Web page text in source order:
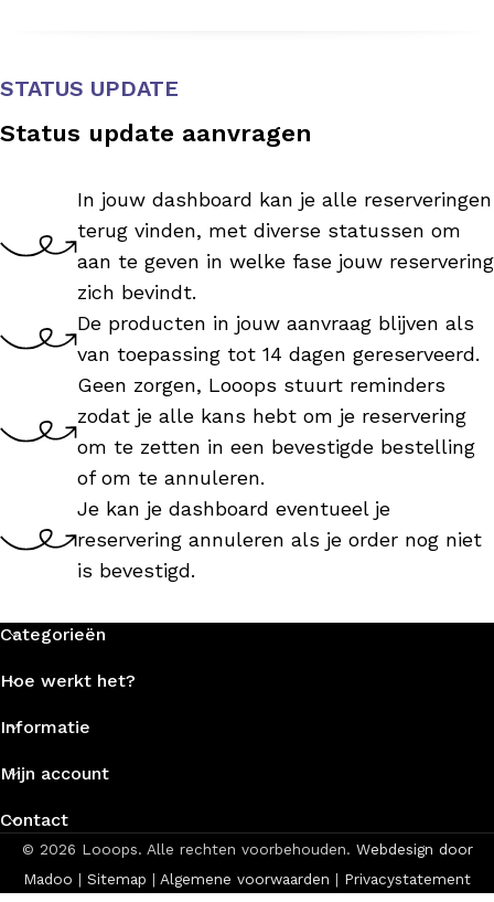
STATUS UPDATE
Status update aanvragen
In jouw dashboard kan je alle reserveringen
terug vinden, met diverse statussen om
aan te geven in welke fase jouw reservering
zich bevindt.
De producten in jouw aanvraag blijven als
van toepassing tot 14 dagen gereserveerd.
Geen zorgen, Looops stuurt reminders
zodat je alle kans hebt om je reservering
om te zetten in een bevestigde bestelling
of om te annuleren.
Je kan je dashboard eventueel je
reservering annuleren als je order nog niet
is bevestigd.
Categorieën
Hoe werkt het?
Informatie
Mijn account
Contact
© 2026 Looops. Alle rechten voorbehouden. Webdesign door
Madoo | Sitemap | Algemene voorwaarden | Privacystatement